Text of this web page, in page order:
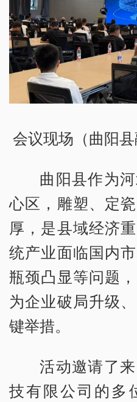
会议现场（曲阳县
曲阳县作为
心区，雕塑、定
厚，是县域经济
统产业面临国内
瓶颈凸显等问题
为企业破局升级
键举措。
活动邀请了
技有限公司的多